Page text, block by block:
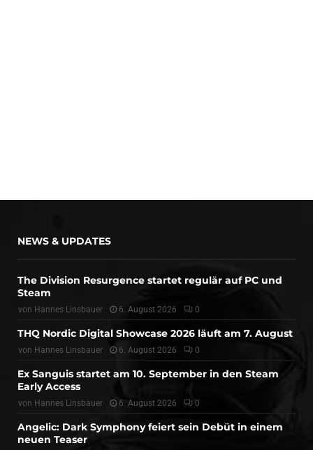
NEWS & UPDATES
The Division Resurgence startet regulär auf PC und
Steam
von Hannes Linsbauer 6. August 2026 0
THQ Nordic Digital Showcase 2026 läuft am 7. August
von Hannes Linsbauer 6. August 2026 0
Ex Sanguis startet am 10. September in den Steam
Early Access
von Hannes Linsbauer 6. August 2026 0
Angelic: Dark Symphony feiert sein Debüt in einem
neuen Teaser